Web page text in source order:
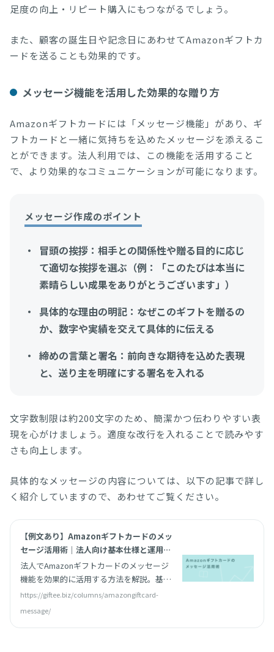
足度の向上・リピート購入にもつながるでしょう。
また、顧客の誕生日や記念日にあわせてAmazonギフトカ
ードを送ることも効果的です。
メッセージ機能を活用した効果的な贈り方
Amazonギフトカードには「メッセージ機能」があり、ギ
フトカードと一緒に気持ちを込めたメッセージを添えるこ
とができます。法人利用では、この機能を活用すること
で、より効果的なコミュニケーションが可能になります。
メッセージ作成のポイント
冒頭の挨拶：相手との関係性や贈る目的に応じ
て適切な挨拶を選ぶ（例：「このたびは本当に
素晴らしい成果をありがとうございます」）
具体的な理由の明記：なぜこのギフトを贈るの
か、数字や実績を交えて具体的に伝える
締めの言葉と署名：前向きな期待を込めた表現
と、送り主を明確にする署名を入れる
文字数制限は約200文字のため、簡潔かつ伝わりやすい表
現を心がけましょう。適度な改行を入れることで読みやす
さも向上します。
具体的なメッセージの内容については、以下の記事で詳し
く紹介していますので、あわせてご覧ください。
【例文あり】Amazonギフトカードのメッ
セージ活用術｜法人向け基本仕様と運用上
の注意点を解説 | giftee for Business -
法人向けデジタルギフト導入実績No.1
法人でAmazonギフトカードのメッセージ
機能を効果的に活用する方法を解説。基本
仕様から文面作成のポイント、シーン別テ
ンプレート集まで、翌日から実践できる具
体的なガイドです。
https://giftee.biz/columns/amazongiftcard-
message/